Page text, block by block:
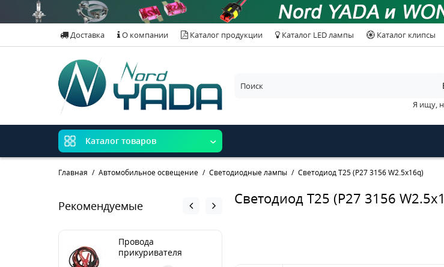
Доставка О компании Каталог продукции Каталог LED лампы Каталог клипсы
Я ищу,
Каталог товаров
Главная Автомобильное освещение Светодиодные лампы Светодиод T25 (P27 3156 W2.5x16q)
Рекомендуемые
Провода
прикуривателя
Светодиод T25 (P27 3156